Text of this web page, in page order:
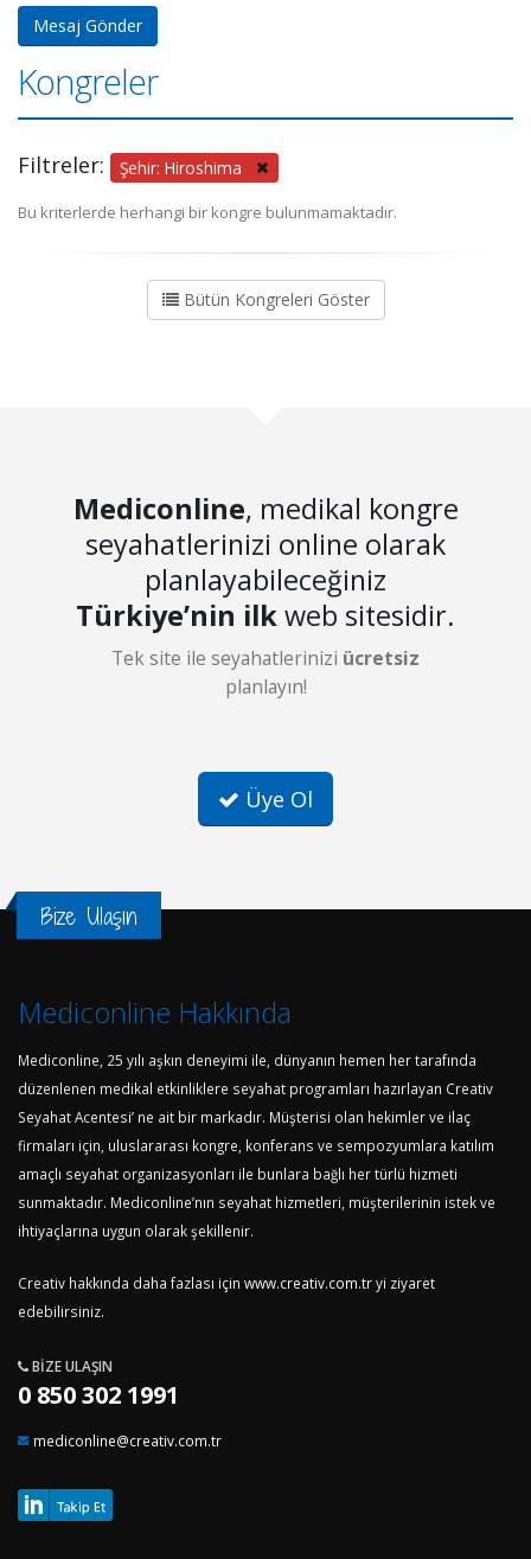
Kongreler
Filtreler: Şehir: Hiroshima
Bu kriterlerde herhangi bir kongre bulunmamaktadır.
Bütün Kongreleri Göster
Mediconline, medikal kongre
seyahatlerinizi online olarak
planlayabileceğiniz
Türkiye’nin ilkweb sitesidir.
Tek site ile seyahatlerinizi ücretsiz
planlayın!
Üye Ol
Bize Ulaşın
Mediconline Hakkında
Mediconline, 25 yılı aşkın deneyimi ile, dünyanın hemen her tarafında
düzenlenen medikal etkinliklere seyahat programları hazırlayan Creativ
Seyahat Acentesi’ ne ait bir markadır. Müşterisi olan hekimler ve ilaç
firmaları için, uluslararası kongre, konferans ve sempozyumlara katılım
amaçlı seyahat organizasyonları ile bunlara bağlı her türlü hizmeti
sunmaktadır. Mediconline’nın seyahat hizmetleri, müşterilerinin istek ve
ihtiyaçlarına uygun olarak şekillenir.
Creativ hakkında daha fazlası için www.creativ.com.tryi ziyaret
edebilirsiniz.
BIZE ULAŞIN
0 850 302 1991
mediconline@creativ.com.tr